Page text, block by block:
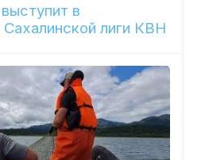
в
Сахалинской лиги КВН